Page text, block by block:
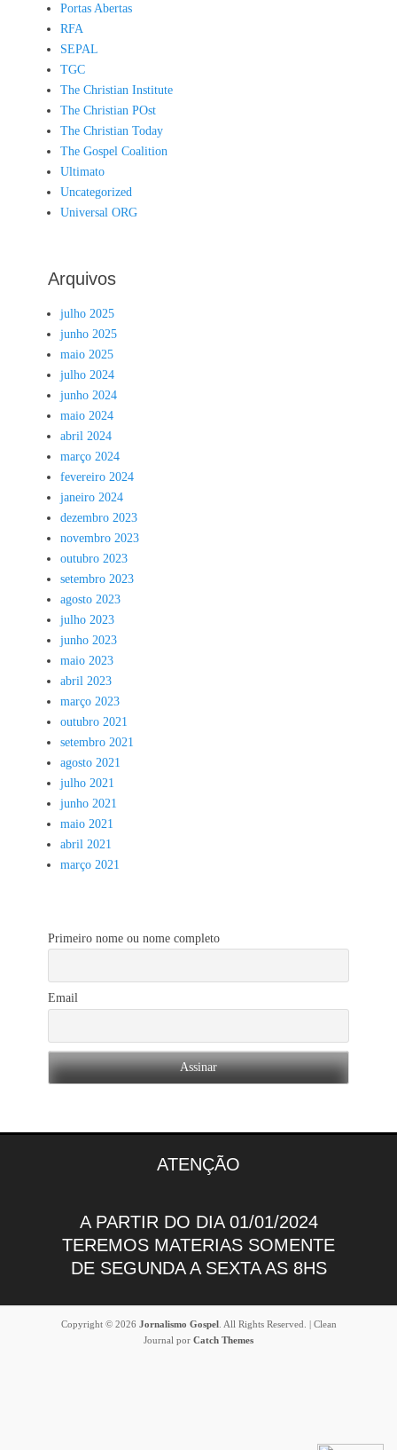
Portas Abertas
RFA
SEPAL
TGC
The Christian Institute
The Christian POst
The Christian Today
The Gospel Coalition
Ultimato
Uncategorized
Universal ORG
Arquivos
julho 2025
junho 2025
maio 2025
julho 2024
junho 2024
maio 2024
abril 2024
março 2024
fevereiro 2024
janeiro 2024
dezembro 2023
novembro 2023
outubro 2023
setembro 2023
agosto 2023
julho 2023
junho 2023
maio 2023
abril 2023
março 2023
outubro 2021
setembro 2021
agosto 2021
julho 2021
junho 2021
maio 2021
abril 2021
março 2021
Primeiro nome ou nome completo
Email
ATENÇÃO
A PARTIR DO DIA 01/01/2024
TEREMOS MATERIAS SOMENTE
DE SEGUNDA A SEXTA AS 8HS
Copyright © 2026 Jornalismo Gospel. All Rights Reserved. | Clean
Journal por Catch Themes